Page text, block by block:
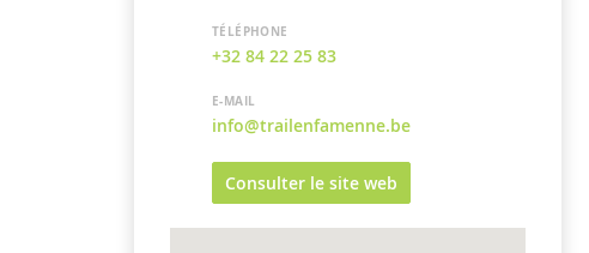
TÉLÉPHONE
+32 84 22 25 83
E-MAIL
info@trailenfamenne.be
Consulter le site web